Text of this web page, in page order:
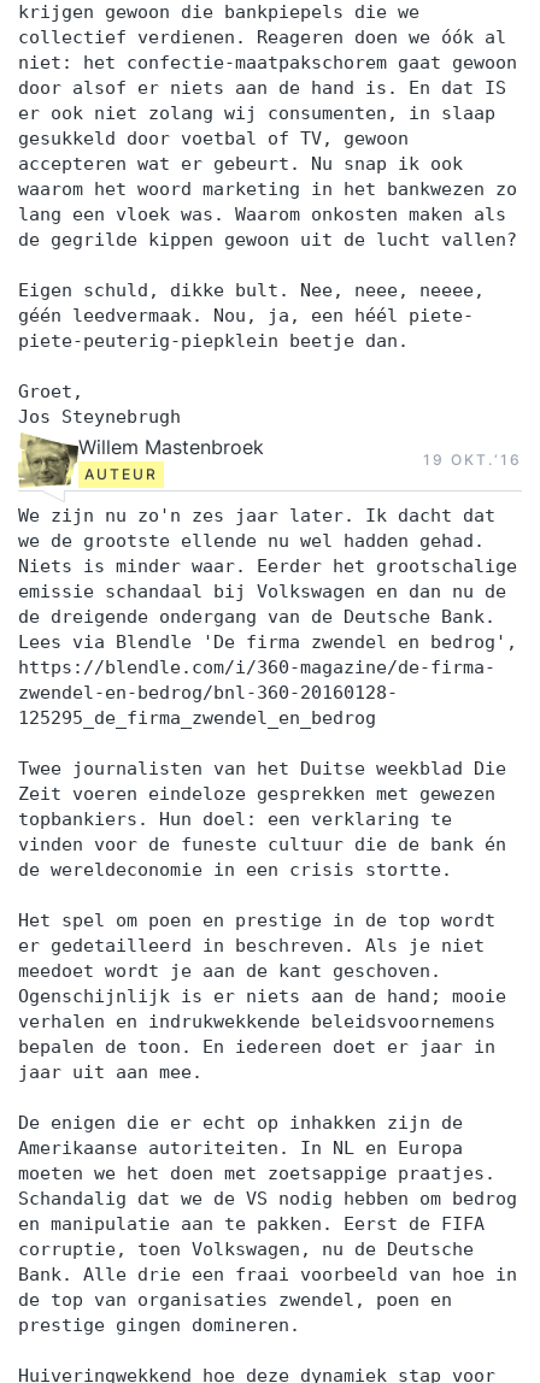
krijgen gewoon die bankpiepels die we
collectief verdienen. Reageren doen we óók al
niet: het confectie-maatpakschorem gaat gewoon
door alsof er niets aan de hand is. En dat IS
er ook niet zolang wij consumenten, in slaap
gesukkeld door voetbal of TV, gewoon
accepteren wat er gebeurt. Nu snap ik ook
waarom het woord marketing in het bankwezen zo
lang een vloek was. Waarom onkosten maken als
de gegrilde kippen gewoon uit de lucht vallen?
Eigen schuld, dikke bult. Nee, neee, neeee,
géén leedvermaak. Nou, ja, een héél piete-
piete-peuterig-piepklein beetje dan.
Groet,
Jos Steynebrugh
Willem Mastenbroek
AUTEUR
19 OKT.‘16
We zijn nu zo'n zes jaar later. Ik dacht dat
we de grootste ellende nu wel hadden gehad.
Niets is minder waar. Eerder het grootschalige
emissie schandaal bij Volkswagen en dan nu de
de dreigende ondergang van de Deutsche Bank.
Lees via Blendle 'De firma zwendel en bedrog',
https://blendle.com/i/360-magazine/de-firma-
zwendel-en-bedrog/bnl-360-20160128-
125295_de_firma_zwendel_en_bedrog
Twee journalisten van het Duitse weekblad Die
Zeit voeren eindeloze gesprekken met gewezen
topbankiers. Hun doel: een verklaring te
vinden voor de funeste cultuur die de bank én
de wereldeconomie in een crisis stortte.
Het spel om poen en prestige in de top wordt
er gedetailleerd in beschreven. Als je niet
meedoet wordt je aan de kant geschoven.
Ogenschijnlijk is er niets aan de hand; mooie
verhalen en indrukwekkende beleidsvoornemens
bepalen de toon. En iedereen doet er jaar in
jaar uit aan mee.
De enigen die er echt op inhakken zijn de
Amerikaanse autoriteiten. In NL en Europa
moeten we het doen met zoetsappige praatjes.
Schandalig dat we de VS nodig hebben om bedrog
en manipulatie aan te pakken. Eerst de FIFA
corruptie, toen Volkswagen, nu de Deutsche
Bank. Alle drie een fraai voorbeeld van hoe in
de top van organisaties zwendel, poen en
prestige gingen domineren.
Huiveringwekkend hoe deze dynamiek stap voor